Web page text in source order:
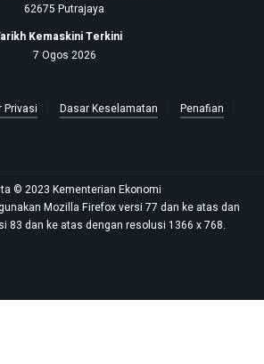
62675 Putrajaya
Kemaskini Terkini
7 Ogos 2026
Privasi Dasar Keselamatan Penafian
© 2023 Kementerian Ekonomi
Mozilla Firefox versi 77 dan ke atas dan
83 dan ke atas dengan resolusi 1366 x 768.